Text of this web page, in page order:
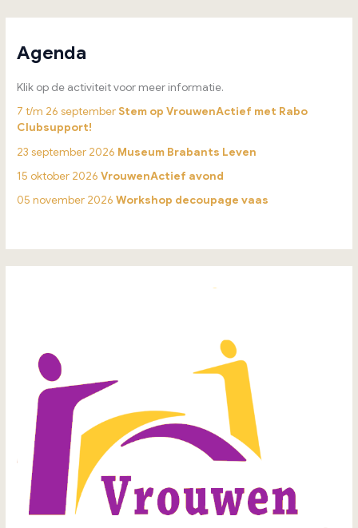
Agenda
Klik op de activiteit voor meer informatie.
7 t/m 26 septemberStem op VrouwenActief met Rabo
Clubsupport!
23 september 2026 Museum Brabants Leven
15 oktober 2026VrouwenActief avond
05 november 2026Workshop decoupage vaas